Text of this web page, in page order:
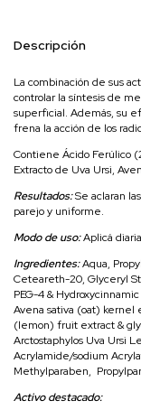
Descripción
La combinación de sus
controlar la síntesis de
superficial. Además, su
frena la acción de los
Contiene Ácido Ferúlico
Extracto de Uva Ursi,
Resultados:Se aclaran
parejo y uniforme.
Modo de uso:Aplicá
Ingredientes:Aqua,
Ceteareth-20, Glyceryl
PEG-4 &
Avena sativa (oat) kernel
(lemon) fruit extract &
Arctostaphylos Uva Ursi
Acrylamide/sodium
Methylparaben,
Activo destacado: